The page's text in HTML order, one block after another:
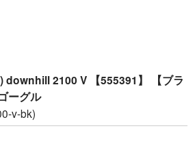
downhill 2100 V 【555391】 【ブラ
ーグル
v-bk)